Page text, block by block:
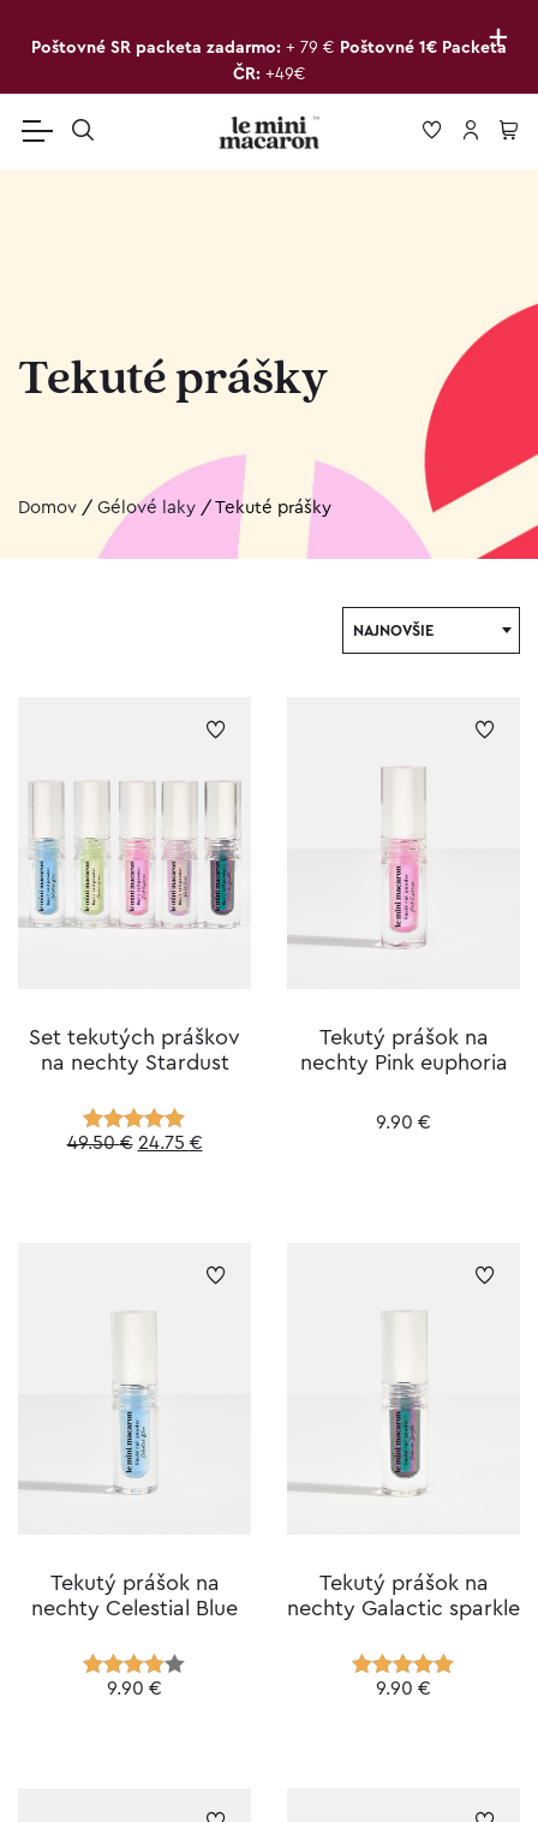
+
Poštovné SR packeta zadarmo: + 79 € Poštovné 1€ Packeta
ČR: +49€
Tekuté prášky
Domov / Gélové laky / Tekuté prášky
NAJNOVŠIE
Set tekutých práškov
na nechty Stardust
Hodnotenie
49.50€ Original
24.75 €Current
Tekutý prášok na
nechty Pink euphoria
9.90 €
Tekutý prášok na
nechty Celestial Blue
Hodnoteni
9.90 €
Tekutý prášok na
nechty Galactic sparkle
Hodnotenie
9.90 €